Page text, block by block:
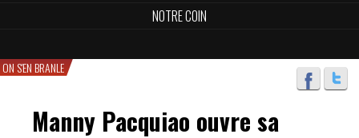
NOTRE COIN
ON S'EN BRANLE
Manny Pacquiao ouvre sa